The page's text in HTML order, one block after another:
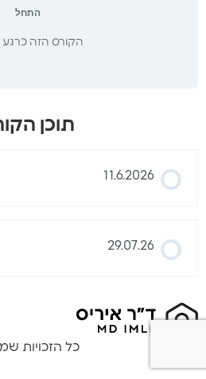
התחל
הקורס הזה כרגע
תוכן
11.6.2026
29.07.26
כל הזכויות